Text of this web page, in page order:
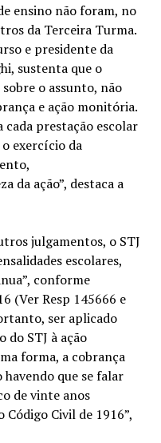
ensino não foram, no
da Terceira Turma.
e presidente da
sustenta que o
o assunto, não
e ação monitória.
cada prestação escolar
exercício da
da ação”, destaca a
julgamentos, o STJ
escolares,
conforme
(Ver Resp 145666 e
ser aplicado
STJ à ação
forma, a cobrança
havendo que se falar
de vinte anos
Civil de 1916”,